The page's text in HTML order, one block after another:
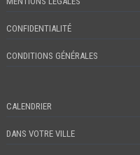
CONFIDENTIALITÉ
CONDITIONS GÉNÉRALES
CALENDRIER
DANS VOTRE VILLE